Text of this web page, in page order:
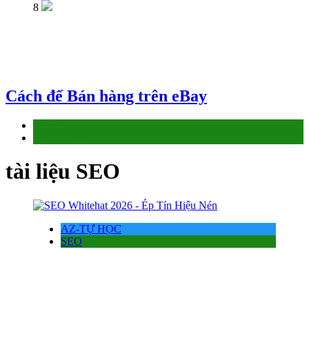
8
Cách để Bán hàng trên eBay
tài liệu SEO
AZ-TỰ HỌC
SEO